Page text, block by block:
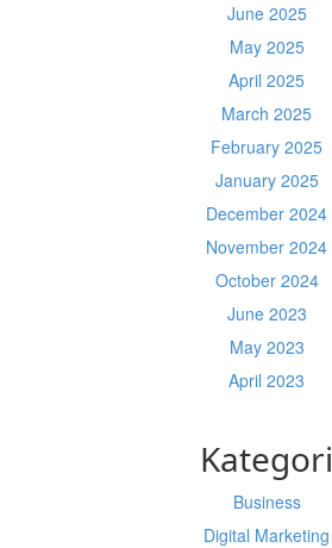
June 2025
May 2025
April 2025
March 2025
February 2025
January 2025
December 2024
November 2024
October 2024
June 2023
May 2023
April 2023
Kategori
Business
Digital Marketing